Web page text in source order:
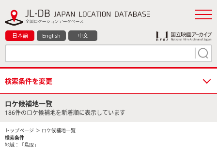
日本語 English 中文
検索条件を変更
ロケ候補地一覧
186件のロケ候補地を新着順に表示しています
トップページ ＞ ロケ候補地一覧
検索条件
地域：「鳥取」